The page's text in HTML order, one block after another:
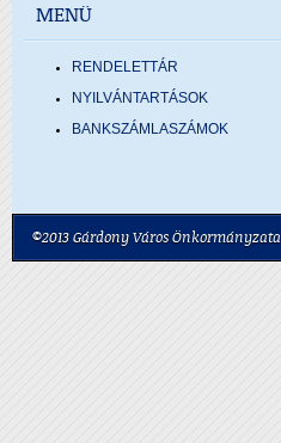
MENÜ
RENDELETTÁR
NYILVÁNTARTÁSOK
BANKSZÁMLASZÁMOK
©2013 Gárdony Város Önkormányzata